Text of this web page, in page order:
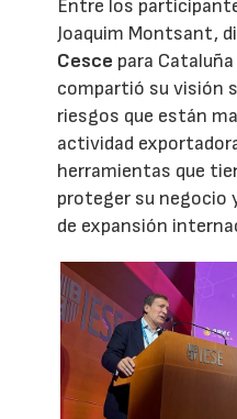
Entre los
Joaquim Montsant,
Cesce para
compartió su visión
riesgos que están
actividad
herramientas que
proteger su negocio
de expansión